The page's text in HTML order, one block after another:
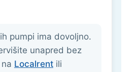
pumpi ima dovoljno.
unapred bez
Localrentili